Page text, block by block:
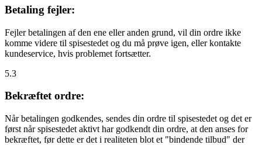
Betaling fejler:
Fejler betalingen af den ene eller anden grund, vil din ordre ikke
komme videre til spisestedet og du må prøve igen, eller kontakte
kundeservice, hvis problemet fortsætter.
5.3
Bekræftet ordre:
Når betalingen godkendes, sendes din ordre til spisestedet og det er
først når spisestedet aktivt har godkendt din ordre, at den anses for
bekræftet, før dette er det i realiteten blot et "bindende tilbud" der